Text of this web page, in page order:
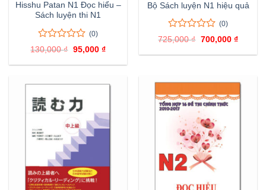
Hisshu Patan N1 Đọc hiểu –
Sách luyện thi N1
0
trên
5
0
giá
(0)
130,000₫ Giá
là:
95,000 ₫Giá
tại
Bộ Sách luyện N1 hiệu quả
0
trên
5
0
(0)
725,000₫ Giá
là:
700,000 ₫Giá
tại